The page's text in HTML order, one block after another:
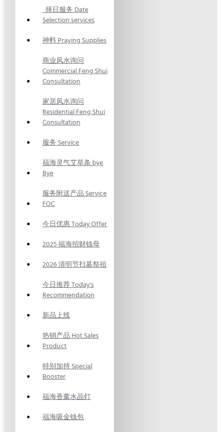
择日服务 Date
Selection services
神料 Praying Supplies
商业风水询问
Commercial Feng Shui
Consultation
家居风水询问
Residential Feng Shui
Consultation
服务 Service
福海灵气艾草条 bye
Bye
服务附送产品 Service
FOC
今日优惠 Today Offer
2025 福海招财钱母
2026 清明节扫墓祭祖
今日推荐 Today's
Recommendation
新品上线
热销产品 Hot Sales
Product
特别加持 Special
Booster
福海香薰水晶灯
福海吸金钱包